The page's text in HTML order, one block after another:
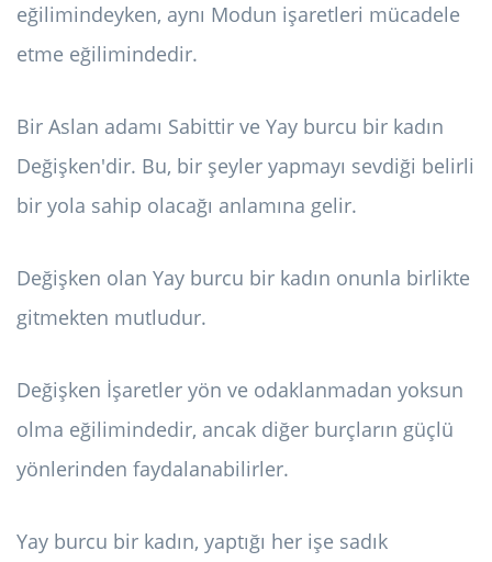
eğilimindeyken, aynı Modun işaretleri mücadele
etme eğilimindedir.
Bir Aslan adamı Sabittir ve Yay burcu bir kadın
Değişken'dir. Bu, bir şeyler yapmayı sevdiği belirli
bir yola sahip olacağı anlamına gelir.
Değişken olan Yay burcu bir kadın onunla birlikte
gitmekten mutludur.
Değişken İşaretler yön ve odaklanmadan yoksun
olma eğilimindedir, ancak diğer burçların güçlü
yönlerinden faydalanabilirler.
Yay burcu bir kadın, yaptığı her işe sadık